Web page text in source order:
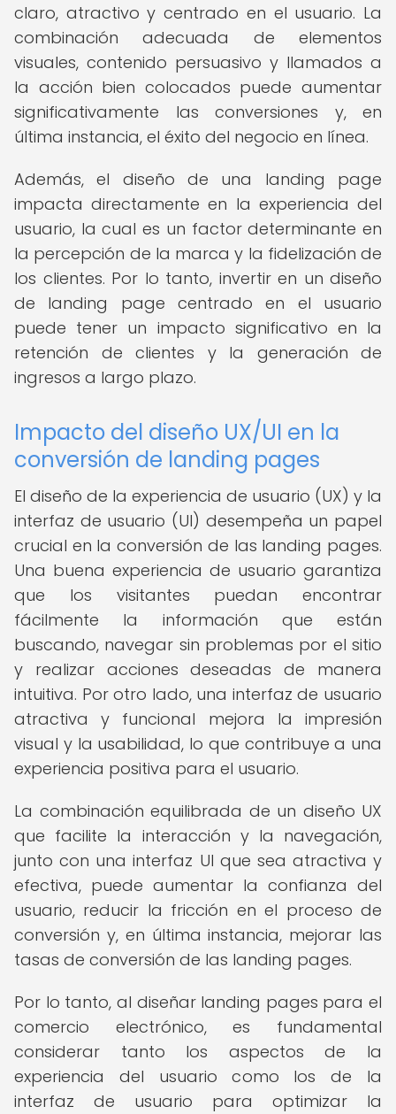
claro, atractivo y centrado en el usuario. La
combinación adecuada de elementos
visuales, contenido persuasivo y llamados a
la acción bien colocados puede aumentar
significativamente las conversiones y, en
última instancia, el éxito del negocio en línea.
Además, el diseño de una landing page
impacta directamente en la experiencia del
usuario, la cual es un factor determinante en
la percepción de la marca y la fidelización de
los clientes. Por lo tanto, invertir en un diseño
de landing page centrado en el usuario
puede tener un impacto significativo en la
retención de clientes y la generación de
ingresos a largo plazo.
Impacto del diseño UX/UI en la
conversión de landing pages
El diseño de la experiencia de usuario (UX) y la
interfaz de usuario (UI) desempeña un papel
crucial en la conversión de las landing pages.
Una buena experiencia de usuario garantiza
que los visitantes puedan encontrar
fácilmente la información que están
buscando, navegar sin problemas por el sitio
y realizar acciones deseadas de manera
intuitiva. Por otro lado, una interfaz de usuario
atractiva y funcional mejora la impresión
visual y la usabilidad, lo que contribuye a una
experiencia positiva para el usuario.
La combinación equilibrada de un diseño UX
que facilite la interacción y la navegación,
junto con una interfaz UI que sea atractiva y
efectiva, puede aumentar la confianza del
usuario, reducir la fricción en el proceso de
conversión y, en última instancia, mejorar las
tasas de conversión de las landing pages.
Por lo tanto, al diseñar landing pages para el
comercio electrónico, es fundamental
considerar tanto los aspectos de la
experiencia del usuario como los de la
interfaz de usuario para optimizar la